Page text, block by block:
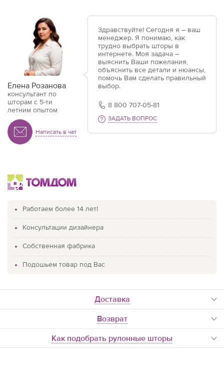
Елена Розанова
консультант по
шторам с 5-ти
летним опытом
Написать в чат
Здравствуйте! Сегодня я – ваш
менеджер. Я понимаю, как
трудно выбрать шторы в
интернете. Моя задача –
выяснить Ваши пожелания,
объяснить все детали и нюансы,
помочь Вам сделать правильный
выбор.
8 800 707-05-81
ЗАДАТЬ ВОПРОС
Работаем более 14 лет!
Консультации дизайнера
Собственная фабрика
Подошьем товар под Вас
доставка
Возврат
Как подобрать рулонные шторы